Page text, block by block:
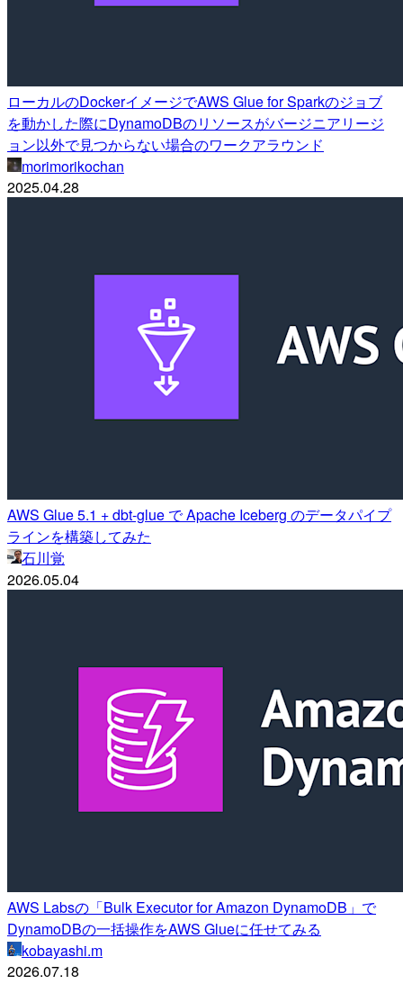
ローカルのDockerイメージでAWS Glue for Sparkのジョブ
を動かした際にDynamoDBのリソースがバージニアリージ
ョン以外で見つからない場合のワークアラウンド
morimorikochan
2025.04.28
AWS Glue 5.1 + dbt-glue で Apache Iceberg のデータパイプ
ラインを構築してみた
石川覚
2026.05.04
AWS Labsの「Bulk Executor for Amazon DynamoDB」で
DynamoDBの一括操作をAWS Glueに任せてみる
kobayashi.m
2026.07.18